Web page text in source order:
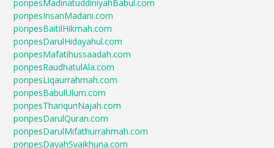
ponpesMadinatuddiniyahBabul.com
ponpesInsanMadani.com
ponpesBaitilHikmah.com
ponpesDarulHidayahul.com
ponpesMafatihussaadah.com
ponpesRaudhatulAla.com
ponpesLiqaurrahmah.com
ponpesBabulUlum.com
ponpesThariqunNajah.com
ponpesDarulQuran.com
ponpesDarulMifathurrahmah.com
ponpesDayahSyaikhuna.com